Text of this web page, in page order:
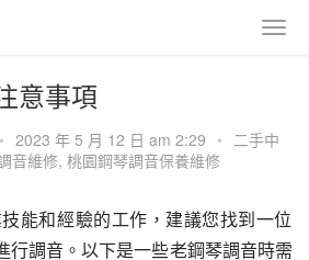
意事項
• 2023 年 5 月 12 日 am 2:29 • 二手中
音維修, 桃園鋼琴調音保養維修
行調音。以下是一些老鋼琴調音時需